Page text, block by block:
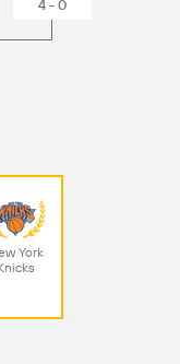
4 - 0
York